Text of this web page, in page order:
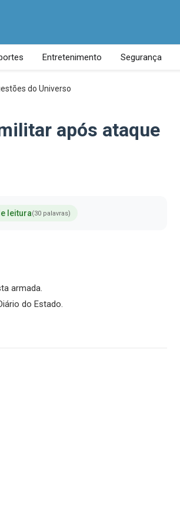
Entretenimento Segurança
após ataque
leitura(30 palavras)
armada.
do Estado.